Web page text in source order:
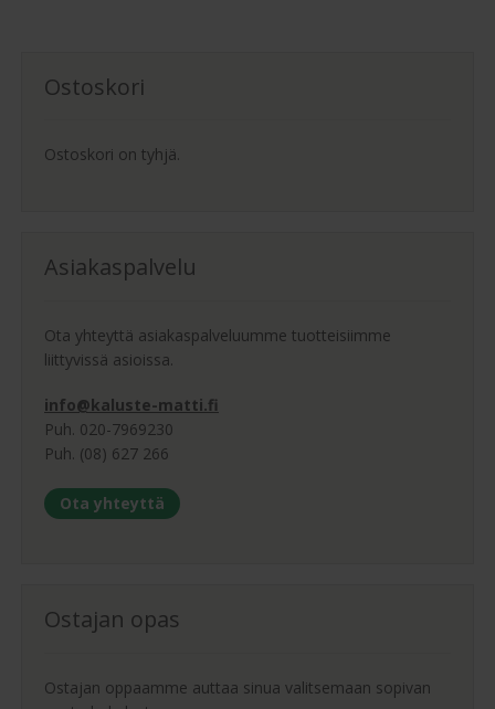
Ostoskori
Ostoskori on tyhjä.
Asiakaspalvelu
Ota yhteyttä asiakaspalveluumme tuotteisiimme
liittyvissä asioissa.
info@kaluste-matti.fi
Puh. 020-7969230
Puh. (08) 627 266
Ota yhteyttä
Ostajan opas
Ostajan oppaamme auttaa sinua valitsemaan sopivan